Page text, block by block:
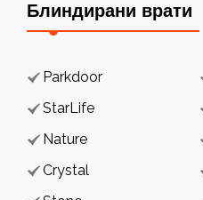
Блиндирани врати
Parkdoor
StarLife
Nature
Crystal